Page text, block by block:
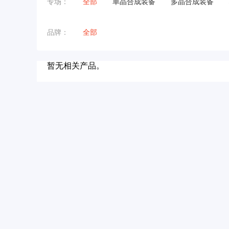
专场： 全部 单晶合成装备 多晶合成装备
品牌： 全部
暂无相关产品。